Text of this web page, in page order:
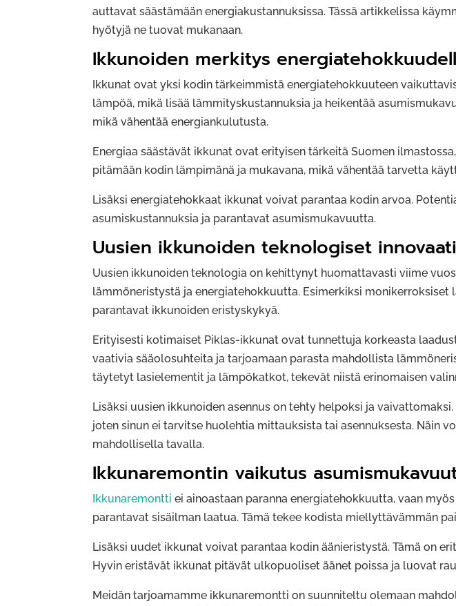
auttavat säästämään energiakustannuksissa. Tässä artikkelissa
hyötyjä ne tuovat mukanaan.
Ikkunoiden merkitys
Ikkunat ovat yksi kodin tärkeimmistä energiatehokkuuteen
lämpöä, mikä lisää lämmityskustannuksia ja heikentää
mikä vähentää energiankulutusta.
Energiaa säästävät ikkunat ovat erityisen tärkeitä Suomen
pitämään kodin lämpimänä ja mukavana, mikä vähentää tarvetta
Lisäksi energiatehokkaat ikkunat voivat parantaa kodin arvoa.
asumiskustannuksia ja parantavat asumismukavuutta.
Uusien ikkunoiden teknologiset
Uusien ikkunoiden teknologia on kehittynyt huomattavasti viime
lämmöneristystä ja energiatehokkuutta. Esimerkiksi
parantavat ikkunoiden eristyskykyä.
Erityisesti kotimaiset Piklas-ikkunat ovat tunnettuja korkeasta
vaativia sääolosuhteita ja tarjoamaan parasta mahdollista
täytetyt lasielementit ja lämpökatkot, tekevät niistä erinomaisen
Lisäksi uusien ikkunoiden asennus on tehty helpoksi ja
joten sinun ei tarvitse huolehtia mittauksista tai asennuksesta. Näin
mahdollisella tavalla.
Ikkunaremontin vaikutus
Ikkunaremontti ei ainoastaan paranna energiatehokkuutta, vaan
parantavat sisäilman laatua. Tämä tekee kodista miellyttävämmän
Lisäksi uudet ikkunat voivat parantaa kodin äänieristystä. Tämä on
Hyvin eristävät ikkunat pitävät ulkopuoliset äänet poissa ja luovat
Meidän tarjoamamme ikkunaremontti on suunniteltu olemaan